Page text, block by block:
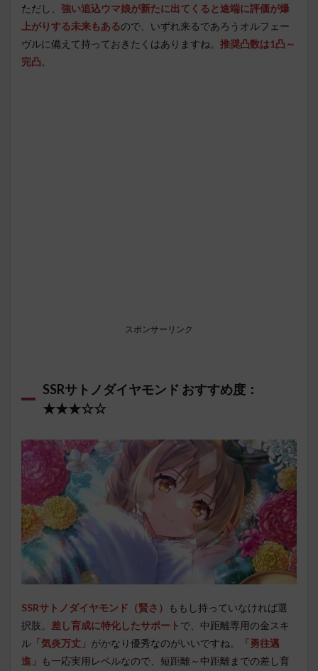
ただし、 強い追込ウマ娘が新たに出てくると途端に評価が爆
上がりする未来もあるので、いずれ来るであろうオルフェー
ヴルに備えて持っておきたくはありますね。 推奨凸数は1凸～
完凸。
スポンサーリンク
SSRサトノダイヤモンド おすすめ度：
★★★☆☆
SSRサトノダイヤモンド（賢さ）
ももし持っていなければ選
択肢。 差し育成に特化したサポート で、中距離専用の金スキ
ル 「気炎万丈」 がかなり優秀なのがいいですね。
「勇往邁
進」
も一応実用レベルなので、短距離～中距離までの差し育